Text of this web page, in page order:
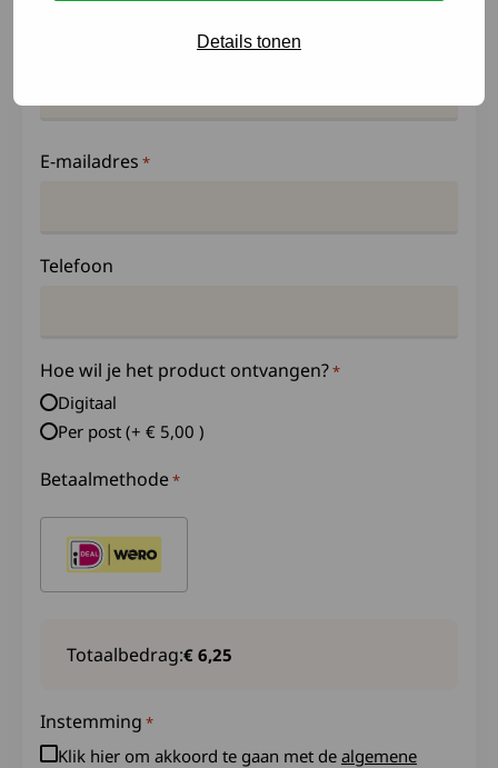
Details tonen
E-mailadres *
Telefoon
Hoe wil je het product ontvangen?*
Digitaal
Per post (+ € 5,00 )
Betaalmethode*
Totaalbedrag:
Instemming *
Klik hier om akkoord te gaan met de algemene